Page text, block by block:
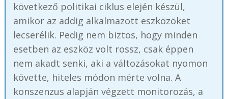
következő politikai ciklus elején készül,
amikor az addig alkalmazott eszközöket
lecserélik. Pedig nem biztos, hogy minden
esetben az eszköz volt rossz, csak éppen
nem akadt senki, aki a változásokat nyomon
követte, hiteles módon mérte volna. A
konszenzus alapján végzett monitorozás, a